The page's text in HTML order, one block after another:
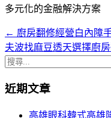
多元化的金融解決方案
文
章
航
← 廚房翻修經營白內障
夫波找麻豆透天選擇廚
搜
關
近期文章
高雄眼科韓式高雄